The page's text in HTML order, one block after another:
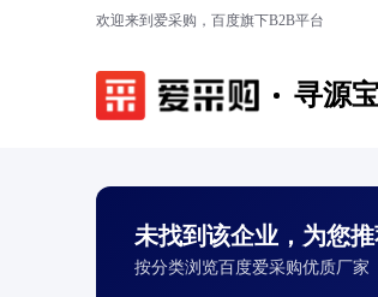
欢迎来到爱采购，百度旗下B2B平台
寻源
未找到该企业，为您
按分类浏览百度爱采购优质厂家